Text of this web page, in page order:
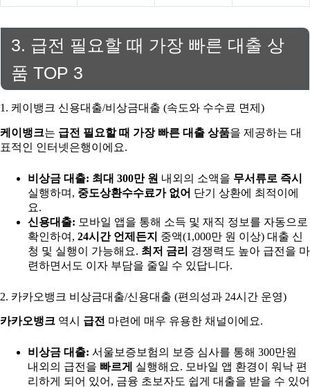
3. 급전 필요할 때 가장 빠른 대출 상
품 TOP 3
1. 케이뱅크 신용대출/비상금대출 (속도와 수수료 면제)
케이뱅크는 급전 필요할 때 가장 빠른 대출 상품을 제공하는 대
표적인 인터넷은행이에요.
비상금 대출: 최대 300만 원 내외의 소액을 무서류로 즉시
실행하며, 중도상환수수료가 없어 단기 상환에 최적이에
요.
신용대출: 모바일 앱을 통해 소득 및 재직 정보를 자동으로
확인하여, 24시간 언제든지 중액(1,000만 원 이상) 대출 신
청 및 실행이 가능해요. 최저 금리 경쟁력도 높아 급전을 마
련하면서도 이자 부담을 줄일 수 있답니다.
2. 카카오뱅크 비상금대출/신용대출 (편의성과 24시간 운영)
카카오뱅크 역시 급전 마련에 매우 유용한 채널이에요.
비상금 대출: 서울보증보험의 보증 심사를 통해 300만원
내외의 급전을 빠르게
실행해요. 모바일 앱 환경이 워낙 편
리하게 되어 있어, 금융 초보자도 쉽게 대출을 받을 수 있어